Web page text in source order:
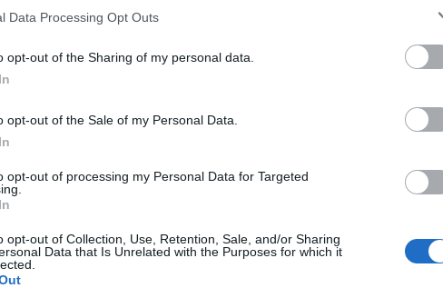
Data Processing Opt Outs
opt-out of the Sharing of my personal data.
opt-out of the Sale of my Personal Data.
opt-out of processing my Personal Data for Targeted
opt-out of Collection, Use, Retention, Sale, and/or Sharing
Data that Is Unrelated with the Purposes for which it
nella sezione
di GalluraOggi.it